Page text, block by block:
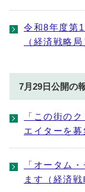
令和8年度第
（経済戦略局
7月29日公開の
「この街の
エイターを募
「オータム
ます（経済戦